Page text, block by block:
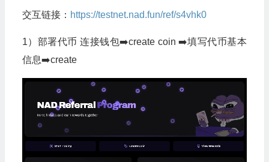
交互链接： https://testnet.nad.fun/ref/s4vhk0
1）部署代币 连接钱包➡️create coin ➡️填写代币基本
信息➡️create